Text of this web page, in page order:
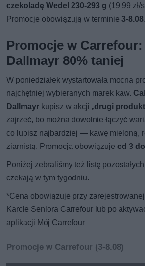
czekoladę Wedel 230-293 g (19,99 zł/
Promocje obowiązują w terminie3-8.08.
Promocje w Carrefour:
Dallmayr 80% taniej
W poniedziałek wystartowała mocna
najchętniej wybieranych marek kaw.
Dallmayr kupisz w akcji „drugi
zajrzeć, bo można dowolnie łączyć
co lubisz najbardziej — kawę mieloną,
ziarnistą. Promocja obowiązuje od 3
Poniżej zebraliśmy też listę
czekają w tym tygodniu.
*Cena obowiązuje przy
Karcie Seniora Carrefour lub po
aplikacji Mój Carrefour
Promocje w Carrefour (3-8.08)